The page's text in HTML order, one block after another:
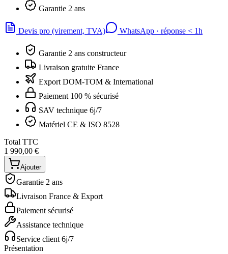
Garantie 2 ans
Devis pro (virement, TVA) WhatsApp · réponse < 1h
Garantie 2 ans constructeur
Livraison gratuite France
Export DOM-TOM & International
Paiement 100 % sécurisé
SAV technique 6j/7
Matériel CE & ISO 8528
Total TTC
1 990,00 €
Ajouter
Garantie 2 ans
Livraison France & Export
Paiement sécurisé
Assistance technique
Service client 6j/7
Présentation